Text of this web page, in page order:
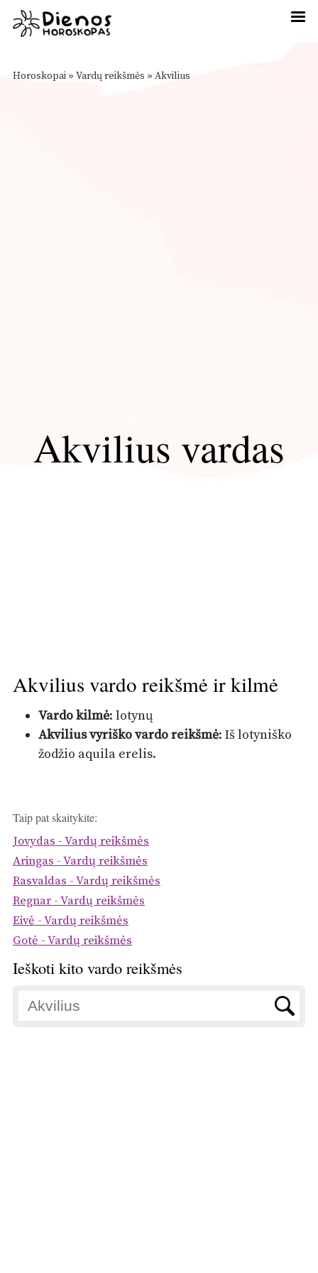
Horoskopai » Vardų reikšmės » Akvilius
Akvilius vardas
Akvilius vardo reikšmė ir kilmė
Vardo kilmė: lotynų
Akvilius vyriško vardo reikšmė: Iš lotyniško
žodžio aquila erelis.
Taip pat skaitykite:
Jovydas - Vardų reikšmės
Aringas - Vardų reikšmės
Rasvaldas - Vardų reikšmės
Regnar - Vardų reikšmės
Eivė - Vardų reikšmės
Gotė - Vardų reikšmės
Ieškoti kito vardo reikšmės